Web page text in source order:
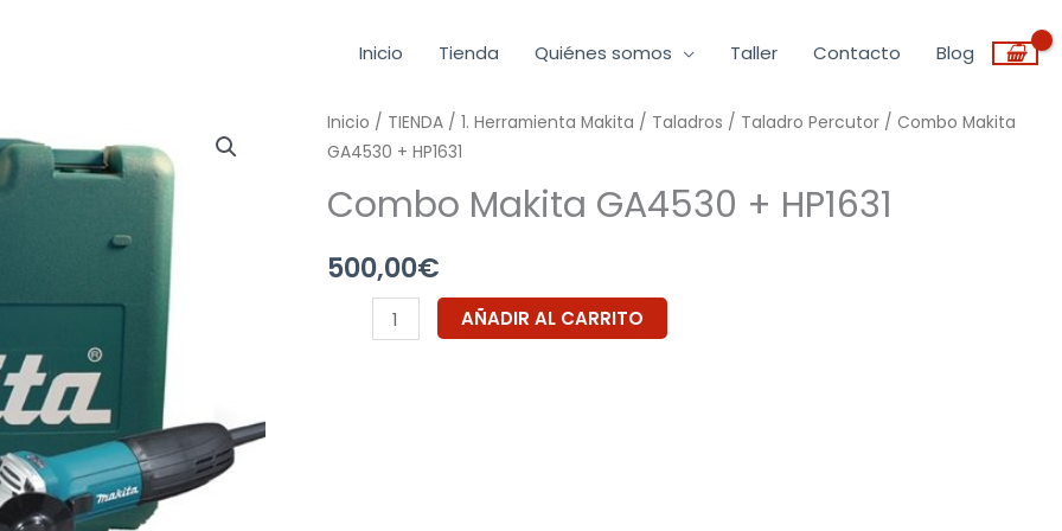
Inicio Tienda Quiénes somos Taller Contacto Blog
Inicio / TIENDA /1. Herramienta Makita / Taladros / Taladro Percutor / Combo Makita
GA4530 + HP1631
Combo Makita GA4530 + HP1631
500,00€
Combo
Makita
GA4530
+
cantidad
AÑADIR AL CARRITO